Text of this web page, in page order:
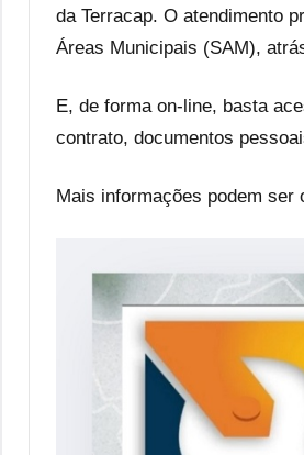
da Terracap. O atendimento
Áreas Municipais (SAM),
E, de forma on-line, basta
contrato, documentos
Mais informações podem ser